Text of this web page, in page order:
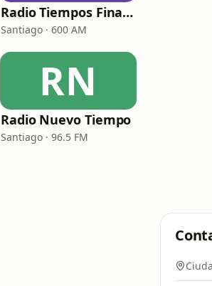
Radio Tiempos Finales
Santiago · 600 AM
RN
Radio Nuevo Tiempo
Santiago · 96.5 FM